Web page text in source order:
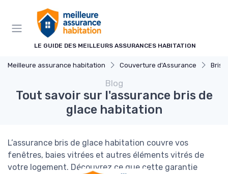
LE GUIDE DES MEILLEURS ASSURANCES HABITATION
Meilleure assurance habitation Couverture d'Assurance Bris
Blog
Tout savoir sur l'assurance bris de
glace habitation
L’assurance bris de glace habitation couvre vos
fenêtres, baies vitrées et autres éléments vitrés de
votre logement. Découvrez ce que cette garantie
Panneau de gestion des cookies